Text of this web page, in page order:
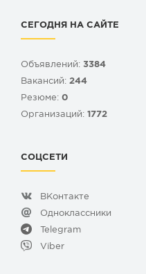
СЕГОДНЯ НА САЙТЕ
Объявлений: 3384
Вакансий: 244
Резюме: 0
Организаций: 1772
СОЦСЕТИ
ВКонтакте
Одноклассники
Telegram
Viber